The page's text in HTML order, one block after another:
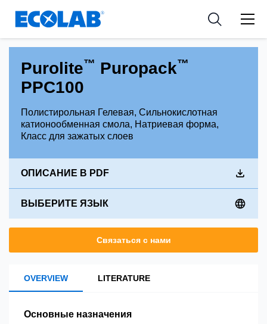
Resources
Applications
Medical Devices and Diagnostics
News & Events
Tools
Purolite™ Puropack™
PPC100
Полистирольная Гелевая, Сильнокислотная
катионообменная смола, Натриевая форма,
Класс для зажатых слоев
ОПИСАНИЕ В PDF
ВЫБЕРИТЕ ЯЗЫК
Связаться с нами
OVERVIEW LITERATURE
Основные назначения